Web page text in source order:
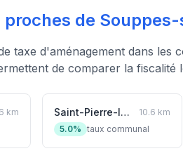
proches de
taxe d'aménagement dans les
de comparer la fiscalité
km
Saint-Pierre-lès-Nemours
10.6 km
5.0% taux communal